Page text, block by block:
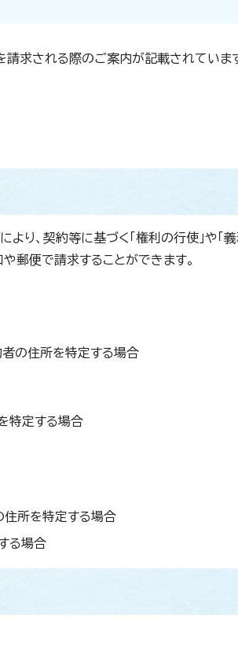
請求される際のご案内が記載されていま
、契約等に基づく「権利の行使」や「義
郵便で請求することができます。
の住所を特定する場合
特定する場合
住所を特定する場合
る場合